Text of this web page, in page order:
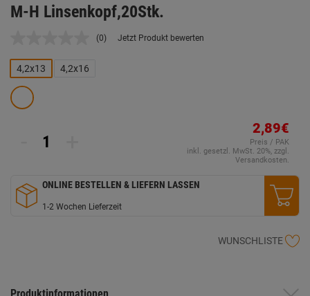
M-H Linsenkopf,20Stk.
Kein
(0) Jetzt Produkt bewerten
4,2x13 4,2x16
2,89€
Preis / PAK
inkl. gesetzl. MwSt. 20%, zzgl.
Versandkosten.
ONLINE BESTELLEN & LIEFERN LASSEN
1-2 Wochen Lieferzeit
WUNSCHLISTE